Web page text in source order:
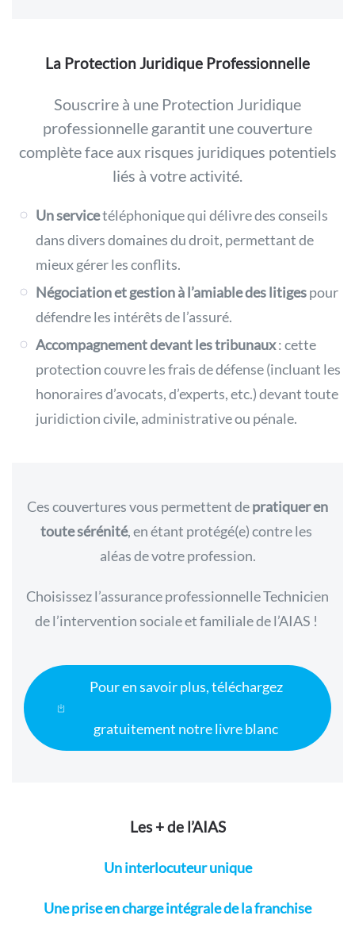
La Protection Juridique Professionnelle
Souscrire à une Protection Juridique
professionnelle garantit une couverture
complète face aux risques juridiques potentiels
liés à votre activité.
Un servicetéléphonique qui délivre des conseils
dans divers domaines du droit, permettant de
mieux gérer les conflits.
Négociation et gestion à l’amiabledes litigespour
défendre les intérêts de l’assuré.
Accompagnement devant les tribunaux:cette
protection couvre les frais de défense (incluant les
honoraires d’avocats, d’experts, etc.) devant toute
juridiction civile, administrative ou pénale.
Ces couvertures vous permettent depratiquer en
toute sérénité, en étant protégé(e) contre les
aléas de votre profession.
Choisissez l’assurance professionnelle Technicien
de l’intervention sociale et familiale de l’AIAS !
Pour en savoir plus, téléchargez
gratuitement notre livre blanc
Les + de l’AIAS
Un interlocuteur unique
Une prise en charge intégrale de la franchise